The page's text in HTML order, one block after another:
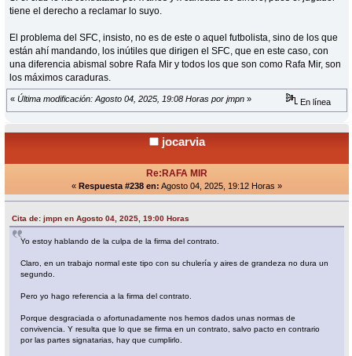
tiene el derecho a reclamar lo suyo.
El problema del SFC, insisto, no es de este o aquel futbolista, sino de los que
están ahí mandando, los inútiles que dirigen el SFC, que en este caso, con
una diferencia abismal sobre Rafa Mir y todos los que son como Rafa Mir, son
los máximos caraduras.
« Última modificación: Agosto 04, 2025, 19:08 Horas por jmpn » En línea
jocarvia
Re:RAFA MIR
« Respuesta #238 en: Agosto 04, 2025, 19:12 Horas »
Cita de: jmpn en Agosto 04, 2025, 19:00 Horas
Yo estoy hablando de la culpa de la firma del contrato.
Claro, en un trabajo normal este tipo con su chulería y aires de grandeza no dura un
segundo.
Pero yo hago referencia a la firma del contrato.
Porque desgraciada o afortunadamente nos hemos dados unas normas de
convivencia. Y resulta que lo que se firma en un contrato, salvo pacto en contrario
por las partes signatarias, hay que cumplirlo.